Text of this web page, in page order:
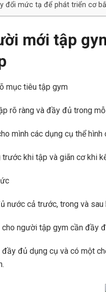
đổi mức tạ để phát triển cơ
mới tập
mục tiêu tập gym
rõ ràng và đầy đủ trong
mình các dụng cụ thể hình
khi tập và giãn cơ khi
nước cả trước, trong và sau
cho người tập gym cần đầy
đầy đủ dụng cụ và có một